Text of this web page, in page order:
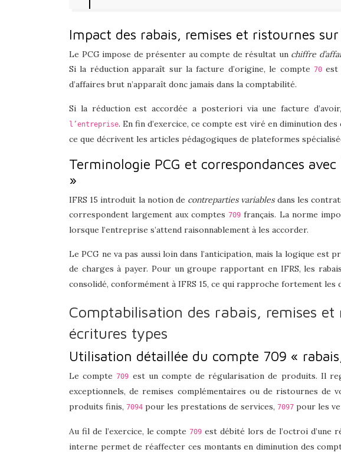
Impact des rabais, remises et ristournes
Le PCG impose de présenter au compte de résultat un chiffre
Si la réduction apparaît sur la facture d’origine, le compte 70 est
d’affaires brut n’apparaît donc jamais dans la comptabilité.
Si la réduction est accordée a posteriori via une facture
l’entreprise. En fin d’exercice, ce compte est viré en diminution des
ce que décrivent les articles pédagogiques de plateformes
Terminologie PCG et correspondances
»
IFRS 15 introduit la notion de contreparties variablesdans les
correspondent largement aux comptes709 français. La norme
lorsque l’entreprise s’attend raisonnablement à les accorder.
Le PCG ne va pas aussi loin dans l’anticipation, mais la logique
de charges à payer. Pour un groupe rapportant en IFRS, les
consolidé, conformément à IFRS 15, ce qui rapproche fortement les
Comptabilisation des rabais, remises
écritures types
Utilisation détaillée du compte 709 «
Le compte709 est un compte de régularisation de produits. Il
exceptionnels, de remises complémentaires ou de ristournes de
produits finis, 7094 pour les prestations de services, 7097 pour les
Au fil de l’exercice, le compte709 est débité lors de l’octroi d’une
interne permet de réaffecter ces montants en diminution des